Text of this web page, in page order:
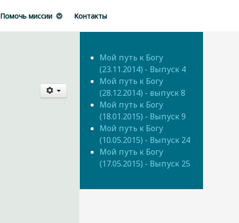
Помочь миссии Контакты
Мой путь к Богу
(23.11.2014) - Выпуск 4
Мой путь к Богу
(28.12.2014) - выпуск 8
Мой путь к Богу
(18.01.2015) - Выпуск 9
Мой путь к Богу
(10.05.2015) - Выпуск 24
Мой путь к Богу
(17.05.2015) - Выпуск 25